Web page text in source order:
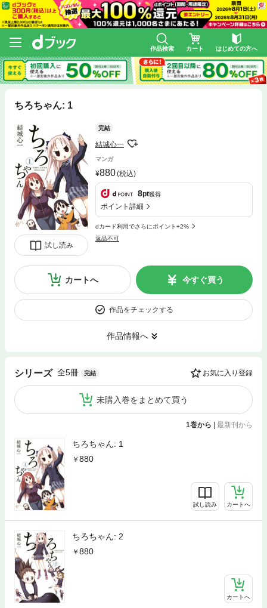
作品検索 カート はじめての方へ
ちろちゃん: 1
試し読み
完結
結城心一
マンガ
880(税込)
8pt獲得
ポイント詳細
dカード利用でさらにポイント+2%
返品不可
カートへ 今すぐ買う
作品をチェックする
作品情報へ
シリーズ 全5冊 完結 お気に入り登録
未購入巻をまとめて買う
1巻から | 最新刊から
ちろちゃん: 1
880
試し読み カートへ
ちろちゃん: 2
880
カートへ